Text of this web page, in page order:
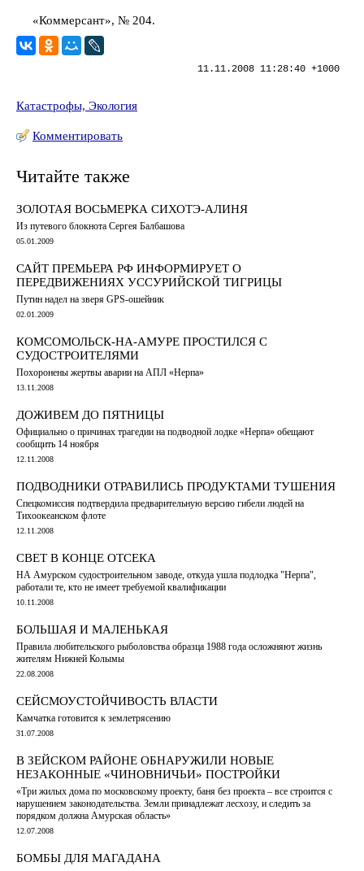
«Коммерсант», № 204.
11.11.2008 11:28:40 +1000
Катастрофы, Экология
Комментировать
Читайте также
ЗОЛОТАЯ ВОСЬМЕРКА СИХОТЭ-АЛИНЯ
Из путевого блокнота Сергея Балбашова
05.01.2009
САЙТ ПРЕМЬЕРА РФ ИНФОРМИРУЕТ О
ПЕРЕДВИЖЕНИЯХ УССУРИЙСКОЙ ТИГРИЦЫ
Путин надел на зверя GPS-ошейник
02.01.2009
КОМСОМОЛЬСК-НА-АМУРЕ ПРОСТИЛСЯ С
СУДОСТРОИТЕЛЯМИ
Похоронены жертвы аварии на АПЛ «Нерпа»
13.11.2008
ДОЖИВЕМ ДО ПЯТНИЦЫ
Официально о причинах трагедии на подводной лодке «Нерпа» обещают
сообщить 14 ноября
12.11.2008
ПОДВОДНИКИ ОТРАВИЛИСЬ ПРОДУКТАМИ ТУШЕНИЯ
Спецкомиссия подтвердила предварительную версию гибели людей на
Тихоокеанском флоте
12.11.2008
СВЕТ В КОНЦЕ ОТСЕКА
НА Амурском судостроительном заводе, откуда ушла подлодка "Нерпа",
работали те, кто не имеет требуемой квалификации
10.11.2008
БОЛЬШАЯ И МАЛЕНЬКАЯ
Правила любительского рыболовства образца 1988 года осложняют жизнь
жителям Нижней Колымы
22.08.2008
СЕЙСМОУСТОЙЧИВОСТЬ ВЛАСТИ
Камчатка готовится к землетрясению
31.07.2008
В ЗЕЙСКОМ РАЙОНЕ ОБНАРУЖИЛИ НОВЫЕ
НЕЗАКОННЫЕ «ЧИНОВНИЧЬИ» ПОСТРОЙКИ
«Три жилых дома по московскому проекту, баня без проекта – все строится с
нарушением законодательства. Земли принадлежат лесхозу, и следить за
порядком должна Амурская область»
12.07.2008
БОМБЫ ДЛЯ МАГАДАНА